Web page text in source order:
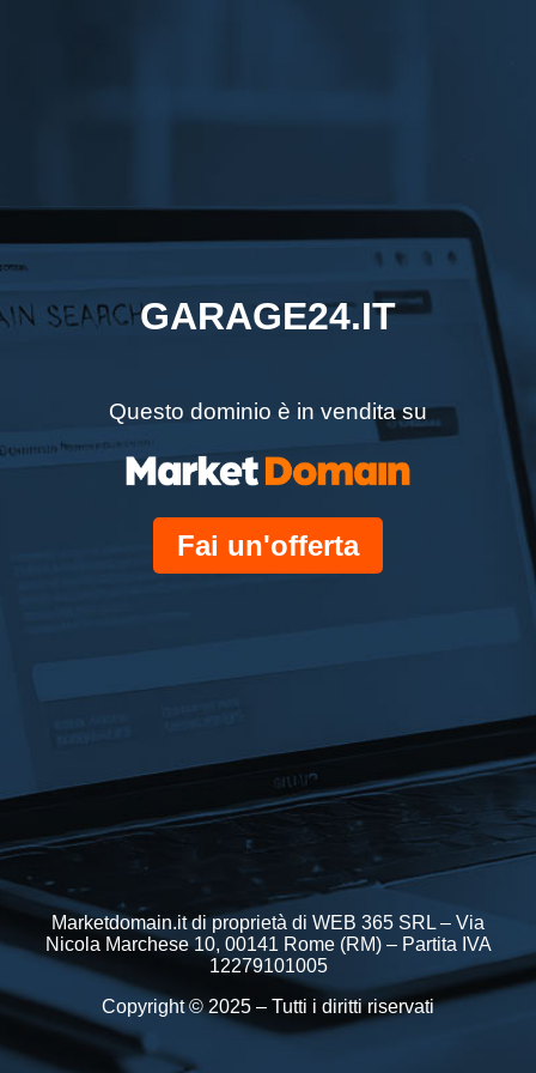
GARAGE24.IT
Questo dominio è in vendita su
Fai un'offerta
Marketdomain.it di proprietà di WEB 365 SRL – Via
Nicola Marchese 10, 00141 Rome (RM) – Partita IVA
12279101005
Copyright © 2025 – Tutti i diritti riservati